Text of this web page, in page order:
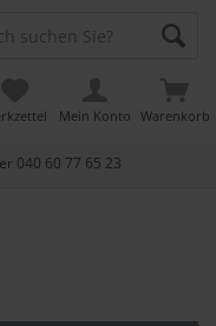
040 60 77 65 23
Warenkorb
Mein Konto